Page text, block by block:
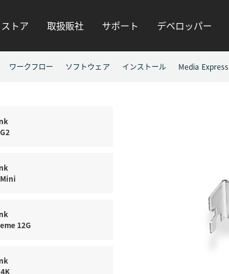
ストア 取扱販社 サポート デベロッパー
ワークフロー ソフトウェア インストール Media Express
12G